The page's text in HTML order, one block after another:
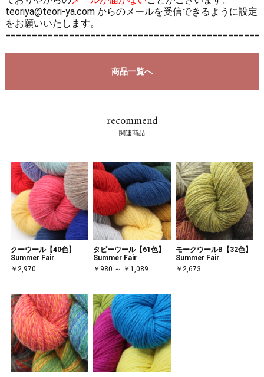
teoriya@teori-ya.com からのメールを受信できるように設定
をお願いいたします。
商品一覧へ
recommend
関連商品
クーウール【40色】
Summer Fair
￥2,970
タピーウール【61色】
Summer Fair
￥980 ～ ￥1,089
モークウールB【32色】
Summer Fair
￥2,673